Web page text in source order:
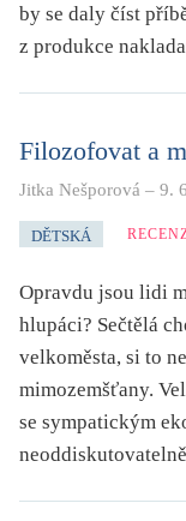
by se daly číst
z produkce
Filozofovat a
Jitka Nešporová – 9.
DĚTSKÁ
Opravdu jsou lidi
hlupáci? Sečtělá
velkoměsta, si to
mimozemšťany.
se sympatickým